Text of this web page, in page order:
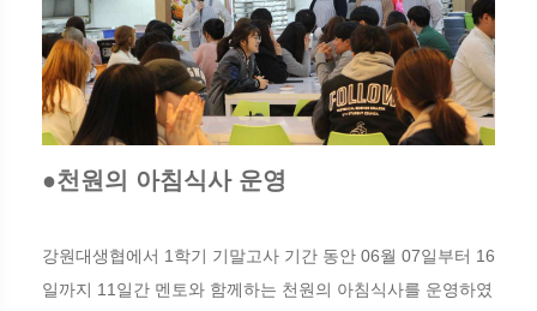
●천원의 아침식사 운영
강원대생협에서 1학기 기말고사 기간 동안 06월 07일부터 16
일까지 11일간 멘토와 함께하는 천원의 아침식사를 운영하였